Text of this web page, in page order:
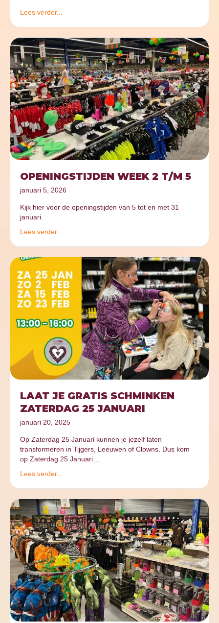
Lees verder...
OPENINGSTIJDEN WEEK 2 T/M 5
januari 5, 2026
Kijk hier voor de openingstijden van 5 tot en met 31
januari.
Lees verder...
LAAT JE GRATIS SCHMINKEN
ZATERDAG 25 JANUARI
januari 20, 2025
Op Zaterdag 25 Januari kunnen je jezelf laten
transformeren in Tijgers, Leeuwen of Clowns. Dus kom
op Zaterdag 25 Januari…
Lees verder...